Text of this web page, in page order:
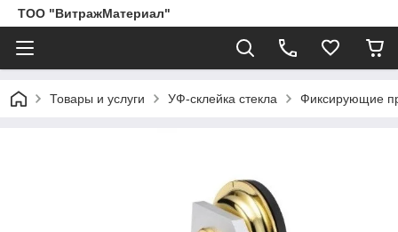
ТОО "ВитражМатериал"
Товары и услуги УФ-склейка стекла Фиксирующие